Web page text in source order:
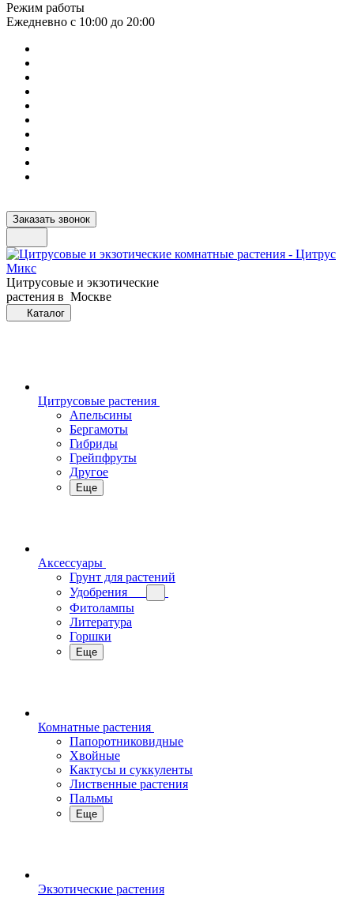
Режим работы
Ежедневно с 10:00 до 20:00
Заказать звонок
Цитрусовые и экзотические
растения в Москве
Каталог
Цитрусовые растения
Апельсины
Бергамоты
Гибриды
Грейпфруты
Другое
Еще
Аксессуары
Грунт для растений
Удобрения
Фитолампы
Литература
Горшки
Еще
Комнатные растения
Папоротниковидные
Хвойные
Кактусы и суккуленты
Лиственные растения
Пальмы
Еще
Экзотические растения